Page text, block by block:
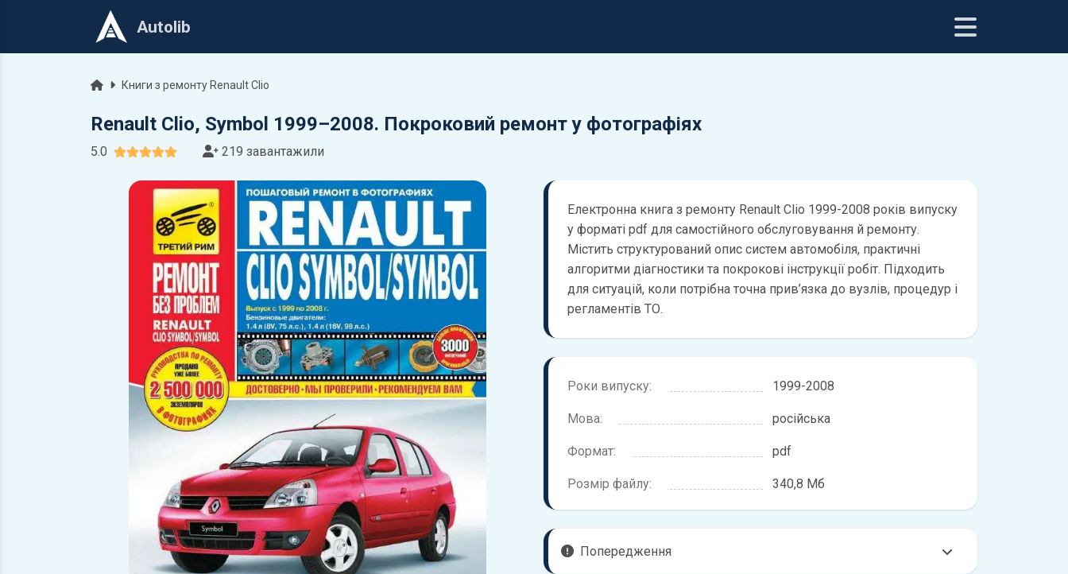
Autolib
ГоловнаКниги з ремонту Renault Clio
Renault Clio, Symbol 1999–2008. Покроковий ремонт у фотографіях
5.0 219 завантажили
Електронна книга з ремонту Renault Clio 1999-2008 років випуску
у форматі pdf для самостійного обслуговування й ремонту.
Містить структурований опис систем автомобіля, практичні
алгоритми діагностики та покрокові інструкції робіт. Підходить
для ситуацій, коли потрібна точна прив’язка до вузлів, процедур і
регламентів ТО.
Роки випуску: 1999-2008
Мова: російська
Формат: pdf
Розмір файлу: 340,8 Мб
Попередження